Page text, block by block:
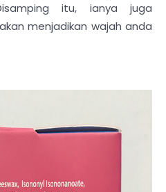
itu, ianya juga
menjadikan wajah anda